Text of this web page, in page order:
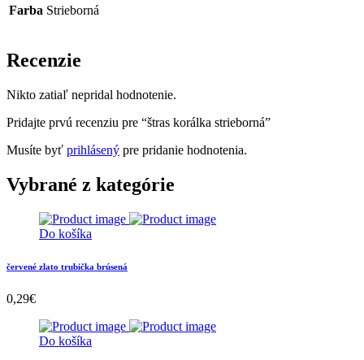
Farba Strieborná
Recenzie
Nikto zatiaľ nepridal hodnotenie.
Pridajte prvú recenziu pre “štras korálka strieborná”
Musíte byť prihlásený pre pridanie hodnotenia.
Vybrané z kategórie
Do košíka
červené zlato trubička brúsená
0,29€
Do košíka